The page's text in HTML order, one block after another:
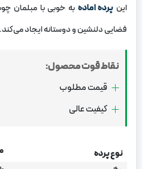
این پرده اماده به خوبی با مبلمان
فضایی دلنشین و دوستانه ایجاد می‌کند.
نقاط قوت محصول:
قیمت مطلوب
کیفیت عالی
نوع پرده